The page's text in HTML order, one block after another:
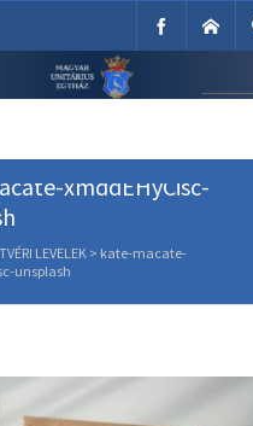
Egyház
xmddEHyCisc-
LEVELEK> kate-macate-
unsplash